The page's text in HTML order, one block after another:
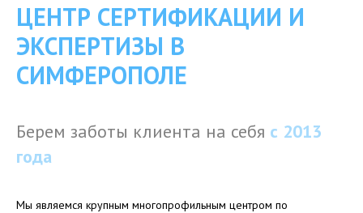
ЦЕНТР СЕРТИФИКАЦИИ И
ЭКСПЕРТИЗЫ В
СИМФЕРОПОЛЕ
Берем заботы клиента на себя с 2013
года
Мы являемся крупным многопрофильным центром по